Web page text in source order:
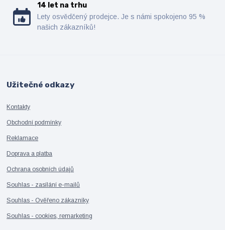
14 let na trhu
Lety osvědčený prodejce. Je s námi spokojeno 95 %
našich zákazníků!
Užitečné odkazy
Kontakty
Obchodní podmínky
Reklamace
Doprava a platba
Ochrana osobních údajů
Souhlas - zasílání e-mailů
Souhlas - Ověřeno zákazníky
Souhlas - cookies, remarketing